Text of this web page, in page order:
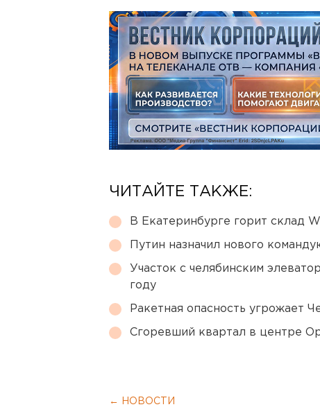
ЧИТАЙТЕ ТАКЖЕ:
В Екатеринбурге горит склад
Путин назначил нового
Участок с челябинским
году
Ракетная опасность угрожает
Сгоревший квартал в центре
← НОВОСТИ